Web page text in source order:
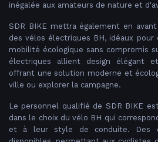
inégalée aux amateurs de nature et
SDR BIKE mettra également en
des vélos électriques BH, idéaux
mobilité écologique sans compromis
électriques allient design élégant
offrant une solution moderne et
ville ou explorer la campagne.
Le personnel qualifié de SDR BIKE
dans le choix du vélo BH qui
et à leur style de conduite. Des